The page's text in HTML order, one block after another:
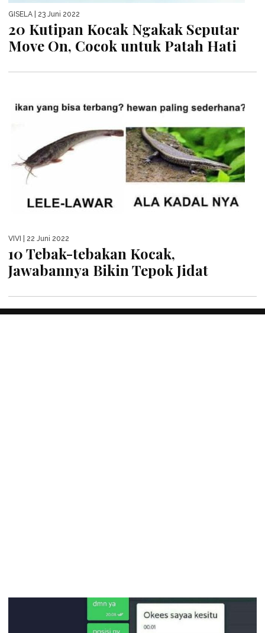
GISELA | 23 Juni 2022
20 Kutipan Kocak Ngakak Seputar
Move On, Cocok untuk Patah Hati
VIVI | 22 Juni 2022
10 Tebak-tebakan Kocak,
Jawabannya Bikin Tepok Jidat